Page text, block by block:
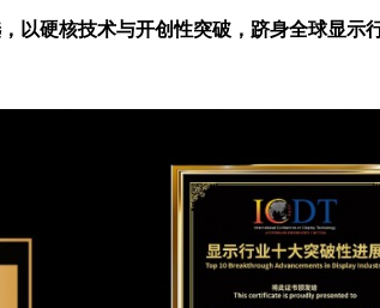
以硬核技术与开创性突破 ， 跻身全球显示